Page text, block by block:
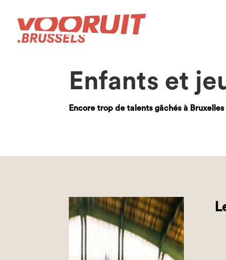
Enfants et
Encore trop de talents gâchés à Bruxelles